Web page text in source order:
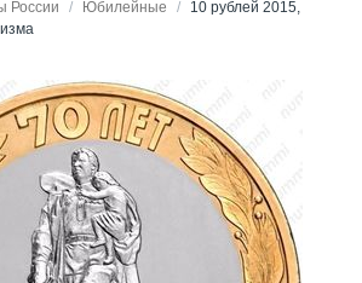
России
/ Юбилейные /
10 рублей 2015,